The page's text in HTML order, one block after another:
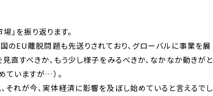
」を振り返ります。
のEU離脱問題も先送りされており、グローバルに事業を展
直すべきか、もう少し様子をみるべきか、なかなか動きがと
ていますが…）。
それが今、実体経済に影響を及ぼし始めていると言えるでし